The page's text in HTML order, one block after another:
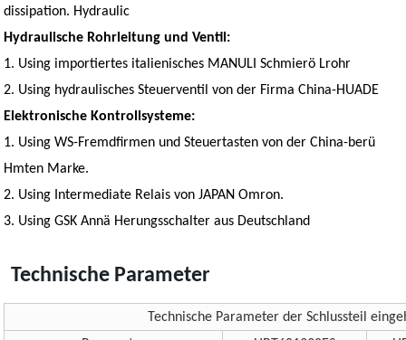
dissipation. Hydraulic
Hydraulische Rohrleitung und Ventil:
1. Using importiertes italienisches MANULI Schmierö Lrohr
2. Using hydraulisches Steuerventil von der Firma China-HUADE
Elektronische Kontrollsysteme:
1. Using WS-Fremdfirmen und Steuertasten von der China-berü
Hmten Marke.
2. Using Intermediate Relais von JAPAN Omron.
3. Using GSK Annä Herungsschalter aus Deutschland
Technische Parameter
Technische Parameter der Schlussteil